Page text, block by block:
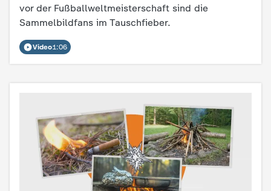
vor der Fußballweltmeisterschaft sind die
Sammelbildfans im Tauschfieber.
Video1:06